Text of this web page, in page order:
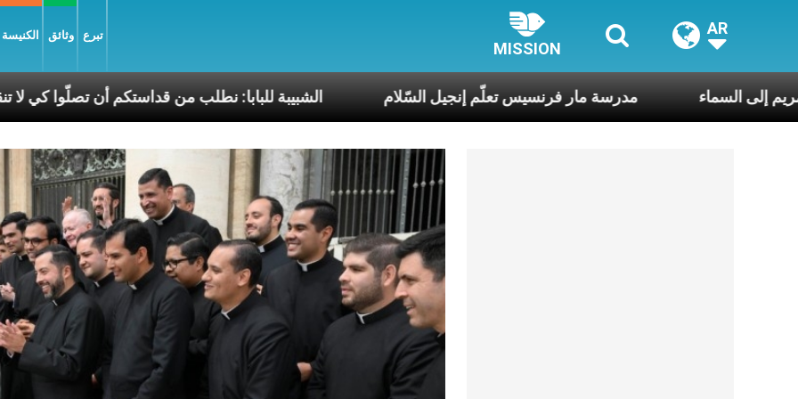
وثائق تبرع
MISSION
AR
الشبيبة للبابا: نطلب من قداستكم مدرسة مار فرنسيس تعلّم إنجيل السّلام العذراء مريم إلى السماء